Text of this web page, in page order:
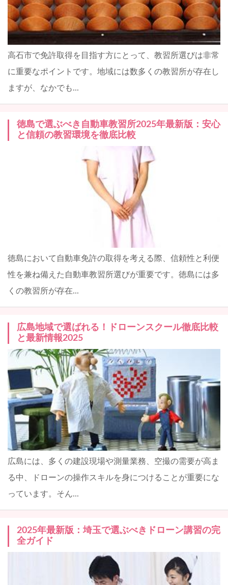
高石市で免許取得を目指す方にとって、教習所選びは非常
に重要なポイントです。地域には数多くの教習所が存在し
ますが、なかでも...
徳島で選ぶべき自動車教習所2025年最新版：安心
と信頼の教習環境を徹底比較
徳島において自動車免許の取得を考える際、信頼性と利便
性を兼ね備えた自動車教習所選びが重要です。徳島には多
くの教習所が存在...
広島地域で選ばれる！ドローンスクール徹底比較
と最新情報2025
広島には、多くの建設現場や測量業務、空撮の需要が高ま
る中、ドローンの操作スキルを身につけることが重要にな
っています。そん...
2025年最新版：埼玉で選ぶべきドローン講習の完
全ガイド